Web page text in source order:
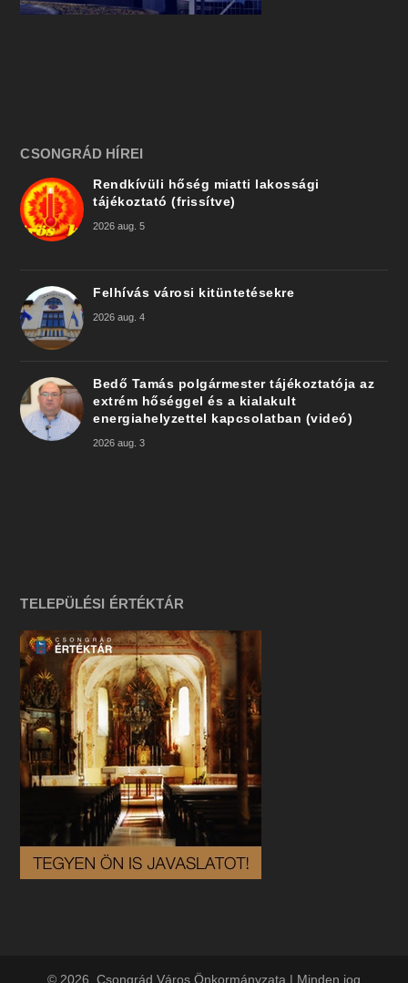
CSONGRÁD HÍREI
Rendkívüli hőség miatti lakossági
tájékoztató (frissítve)
2026 aug. 5
Felhívás városi kitüntetésekre
2026 aug. 4
Bedő Tamás polgármester tájékoztatója az
extrém hőséggel és a kialakult
energiahelyzettel kapcsolatban (videó)
2026 aug. 3
TELEPÜLÉSI ÉRTÉKTÁR
© 2026. Csongrád Város Önkormányzata | Minden jog